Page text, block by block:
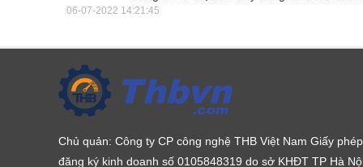
06-07-2022 14:21:45
Chủ quản: Công ty CP công nghệ THB Việt Nam Giấy phép
đăng ký kinh doanh số 0105848319 do sở KHĐT TP Hà